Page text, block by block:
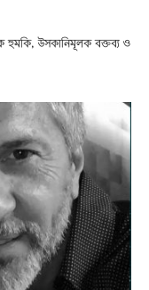
হুমকি, উসকানিমূলক বক্তব্য ও